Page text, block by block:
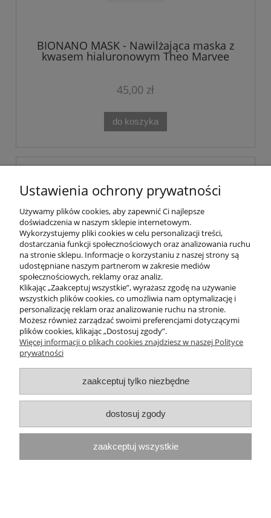
BIONANO MASK - Nawilżająca maska z
kwasem hialuronowym Theo Marvee
45,00 zł
do koszyka
BIONANO MASK - Regenerująca Maska
w płacie do cery dojrzałej ze
zmarszczkamiTheo Marvee
45,00 zł
do koszyka
Ustawienia ochrony prywatności
Używamy plików cookies, aby zapewnić Ci najlepsze
doświadczenia w naszym sklepie internetowym.
Wykorzystujemy pliki cookies w celu personalizacji treści,
dostarczania funkcji społecznościowych oraz analizowania ruchu
na stronie sklepu. Informacje o korzystaniu z naszej strony są
udostępniane naszym partnerom w zakresie mediów
społecznościowych, reklamy oraz analiz.
Klikając „Zaakceptuj wszystkie”, wyrażasz zgodę na używanie
wszystkich plików cookies, co umożliwia nam optymalizację i
personalizację reklam oraz analizowanie ruchu na stronie.
Możesz również zarządzać swoimi preferencjami dotyczącymi
plików cookies, klikając „Dostosuj zgody”.
Więcej informacji o plikach cookies znajdziesz w naszej Polityce
prywatności
zaakceptuj tylko niezbędne
dostosuj zgody
zaakceptuj wszystkie